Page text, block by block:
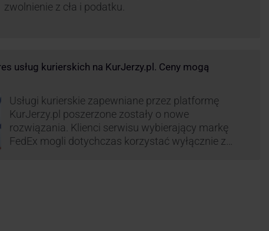
zwolnienie z cła i podatku.
usług kurierskich na KurJerzy.pl. Ceny mogą
Usługi kurierskie zapewniane przez platformę
KurJerzy.pl poszerzone zostały o nowe
rozwiązania. Klienci serwisu wybierający markę
FedEx mogli dotychczas korzystać wyłącznie z